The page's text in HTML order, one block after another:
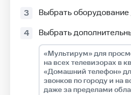
3
Выбрать
4 Выбрать
«Мультирум» для
на всех телевизорах в
«Домашний телефон»
звонков по городу и на
даже за пределами